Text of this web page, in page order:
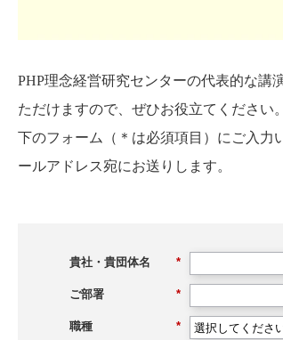
PHP理念経営研究センターの代表的な講
ただけますので、ぜひお役立てください。
下のフォーム（＊は必須項目）にご入力
ールアドレス宛にお送りします。
*
貴社・貴団体名
*
ご部署
*
職種